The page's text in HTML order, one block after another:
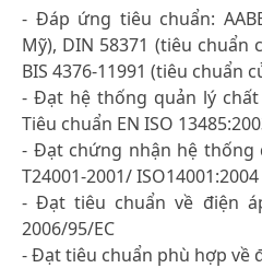
- Đáp ứng tiêu chuẩn:
Mỹ), DIN 58371 (tiêu
BIS 4376-11991 (tiêu chuẩn
- Đạt hệ thống quản lý
Tiêu chuẩn EN ISO
- Đạt chứng nhận hệ
T24001-2001/ ISO14001:2004
- Đạt tiêu chuẩn về điện
2006/95/EC
- Đạt tiêu chuẩn phù hợp về